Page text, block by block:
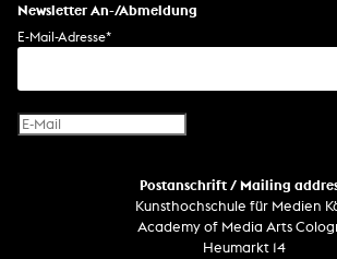
Setdesign
Soundtrack
Kunst am Bau
Album
Soundeffekte
Computerspiel
Benutzerinterface
Virtual Reality
Internet-Fernsehen
Computergrafik
Computerinstallation
Drehbuch
Buchprojekt
Text
Newsletter An-/Abmeldung
E-Mail-Adresse*
Postanschrift / Mailing
Kunsthochschule für Medien
Academy of Media Arts
Heumarkt 14